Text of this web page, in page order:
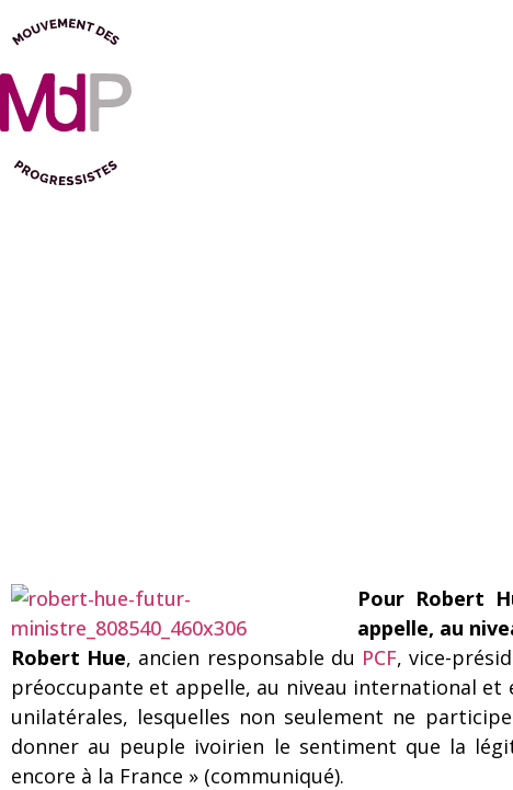
Pour Robert
appelle, au
Robert Hue, ancien responsable du PCF, vice-
préoccupante et appelle, au niveau international
unilatérales, lesquelles non seulement ne
donner au peuple ivoirien le sentiment que la
encore à la France » (communiqué).